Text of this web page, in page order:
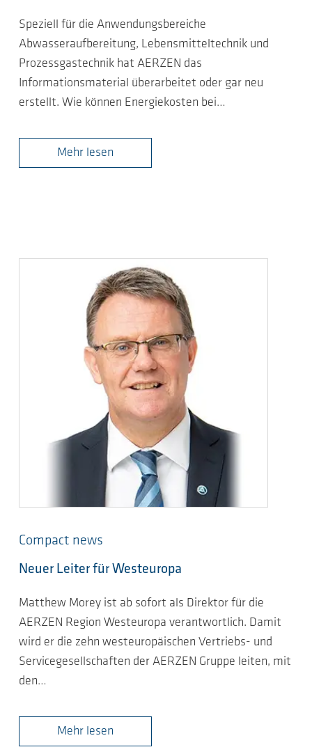
Speziell für die Anwendungsbereiche
Abwasseraufbereitung, Lebensmitteltechnik und
Prozessgastechnik hat AERZEN das
Informationsmaterial überarbeitet oder gar neu
erstellt. Wie können Energiekosten bei…
Mehr lesen
Compact news
Neuer Leiter für Westeuropa
Matthew Morey ist ab sofort als Direktor für die
AERZEN Region Westeuropa verantwortlich. Damit
wird er die zehn westeuropäischen Vertriebs- und
Servicegesellschaften der AERZEN Gruppe leiten, mit
den…
Mehr lesen